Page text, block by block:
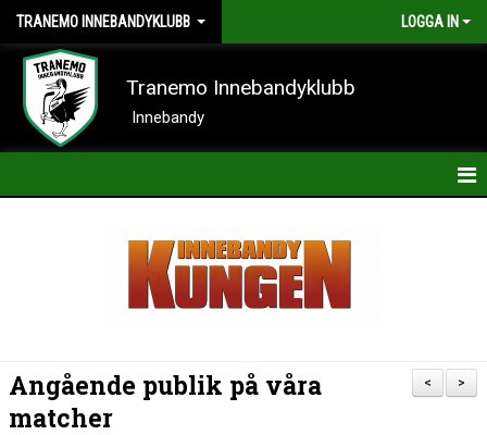
TRANEMO INNEBANDYKLUBB LOGGA IN
Tranemo Innebandyklubb
Innebandy
KALENDER
>
<
Angående publik på våra
matcher